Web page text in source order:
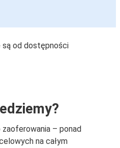
są od dostępności
zaoferowania – ponad
na całym